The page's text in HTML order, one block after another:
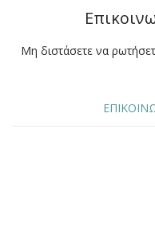
Μη διστάσετε να